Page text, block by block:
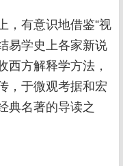
，有意识地借鉴“视
易学史上各家新说
西方解释学方法，
，于微观考据和宏
典名著的导读之